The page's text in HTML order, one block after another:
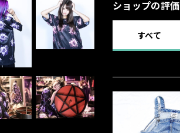
ショップの評価
すべて